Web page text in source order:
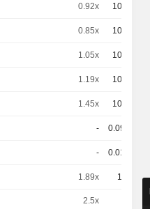
0.92x 100
0.85x 100
1.05x 100
1.19x 100
1.45x 100
- 0.093
- 0.018
1.89x 10
2.5x